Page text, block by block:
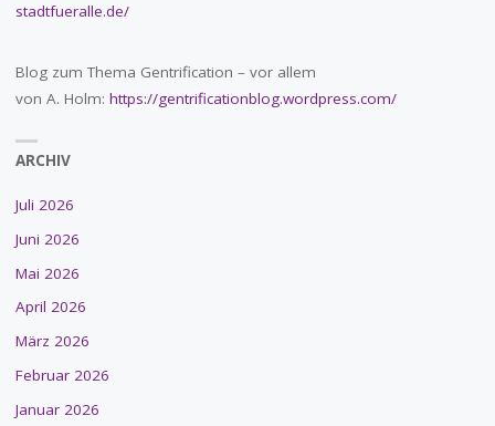
stadtfueralle.de/
Blog zum Thema Gentrification – vor allem
von A. Holm: https://gentrificationblog.wordpress.com/
ARCHIV
Juli 2026
Juni 2026
Mai 2026
April 2026
März 2026
Februar 2026
Januar 2026